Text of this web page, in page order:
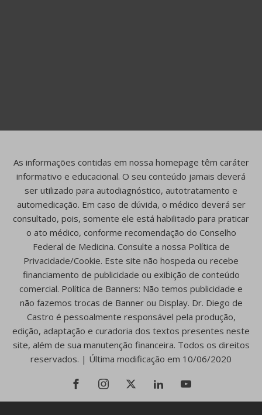
As informações contidas em nossa homepage têm caráter
informativo e educacional. O seu conteúdo jamais deverá
ser utilizado para autodiagnóstico, autotratamento e
automedicação. Em caso de dúvida, o médico deverá ser
consultado, pois, somente ele está habilitado para praticar
o ato médico, conforme recomendação do Conselho
Federal de Medicina. Consulte a nossa Política de
Privacidade/Cookie. Este site não hospeda ou recebe
financiamento de publicidade ou exibição de conteúdo
comercial. Política de Banners: Não temos publicidade e
não fazemos trocas de Banner ou Display. Dr. Diego de
Castro é pessoalmente responsável pela produção,
edição, adaptação e curadoria dos textos presentes neste
site, além de sua manutenção financeira. Todos os direitos
reservados. | Última modificação em 10/06/2020